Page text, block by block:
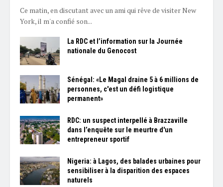
Ce matin, en discutant avec un ami qui rêve de visiter New
York, il m'a confié son...
La RDC et l’information sur la Journée
nationale du Genocost
Sénégal: «Le Magal draine 5 à 6 millions de
personnes, c'est un défi logistique
permanent»
RDC: un suspect interpellé à Brazzaville
dans l’enquête sur le meurtre d'un
entrepreneur sportif
Nigeria: à Lagos, des balades urbaines pour
sensibiliser à la disparition des espaces
naturels